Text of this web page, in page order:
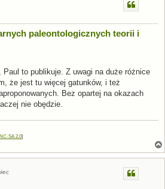
paleontologicznych teorii i
to publikuje. Z uwagi na duże różnice
że jest tu więcej gatunków, i też
Bez opartej na okazach
nie obędzie.
SA 2.0]